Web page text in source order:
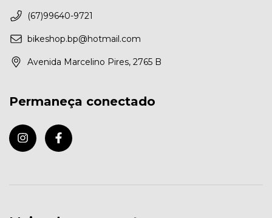
(67)99640-9721
bikeshop.bp@hotmail.com
Avenida Marcelino Pires, 2765 B
Permaneça conectado